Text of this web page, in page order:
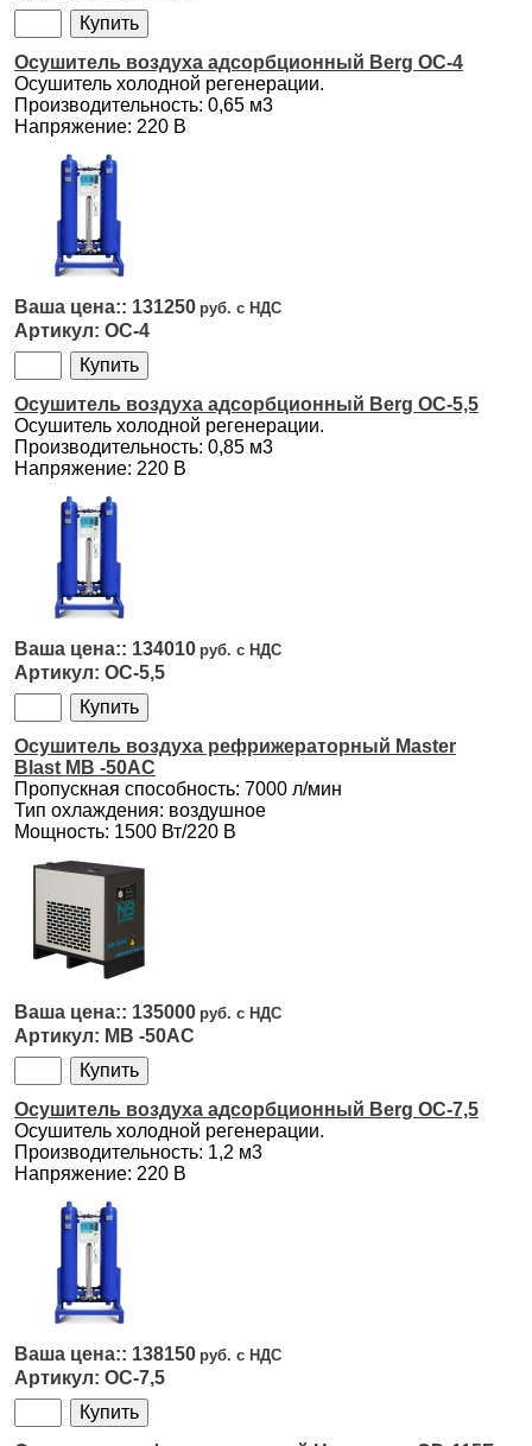
Осушитель воздуха адсорбционный Berg ОС-4
Осушитель холодной регенерации.
Производительность: 0,65 м3
Напряжение: 220 В
131250
ОС-4
Осушитель воздуха адсорбционный Berg ОС-5,5
Осушитель холодной регенерации.
Производительность: 0,85 м3
Напряжение: 220 В
134010
ОС-5,5
Осушитель воздуха рефрижераторный Master
Blast MB -50AC
Пропускная способность: 7000 л/мин
Тип охлаждения: воздушное
Мощность: 1500 Вт/220 В
135000
MB -50AC
Осушитель воздуха адсорбционный Berg ОС-7,5
Осушитель холодной регенерации.
Производительность: 1,2 м3
Напряжение: 220 В
138150
ОС-7,5